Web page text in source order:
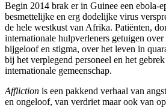
Begin 2014 brak er in Guinee een ebola-
besmettelijke en erg dodelijke virus
de hele westkust van Afrika. Patiënten,
internationale hulpverleners getuigen
bijgeloof en stigma, over het leven in
bij het verplegend personeel en het
internationale gemeenschap.
Affliction is een pakkend verhaal van
en ongeloof, van verdriet maar ook van